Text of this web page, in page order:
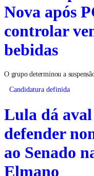
PM faz
Nova após
controlar
O grupo determinou a
Lula dá aval
defender
ao Senado